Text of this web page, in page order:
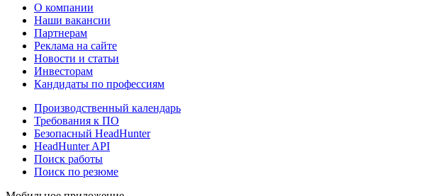
О компании
Наши вакансии
Партнерам
Реклама на сайте
Новости и статьи
Инвесторам
Кандидаты по профессиям
Производственный календарь
Требования к ПО
Безопасный HeadHunter
HeadHunter API
Поиск работы
Поиск по резюме